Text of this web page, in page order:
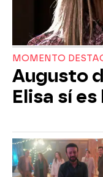
MOMENTO
Augusto
Elisa sí